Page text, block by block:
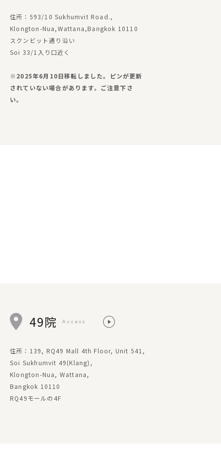
住所：593/10 Sukhumvit Road.,
Klongton-Nua,Wattana,Bangkok 10110
スクンビット通り沿い
Soi 33/1入り口近く
※2025年6月10日移転しました。ピンが更新
されていない場合があります。ご注意下さ
い。
49院 Access
住所：139, RQ49 Mall 4th Floor, Unit 541,
Soi Sukhumvit 49(Klang),
Klongton-Nua, Wattana,
Bangkok 10110
RQ49モールの4F